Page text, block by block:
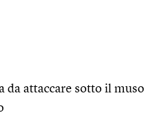
da attaccare sotto il muso